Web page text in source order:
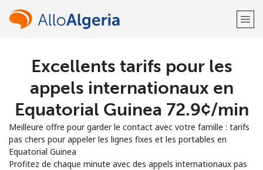
Bienvenue!
Vous avez déjà un compte?
S'enregistrer avec
Excellents tarifs pour les
appels internationaux en
Equatorial Guinea ⁦72.9¢⁩/min
Meilleure offre pour garder le contact avec votre famille : tarifs
pas chers pour appeler les lignes fixes et les portables en
Equatorial Guinea
Profitez de chaque minute avec des appels internationaux pas